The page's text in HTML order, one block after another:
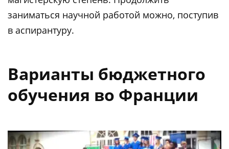
заниматься научной работой можно, поступив
в аспирантуру.
Варианты бюджетного
обучения во Франции